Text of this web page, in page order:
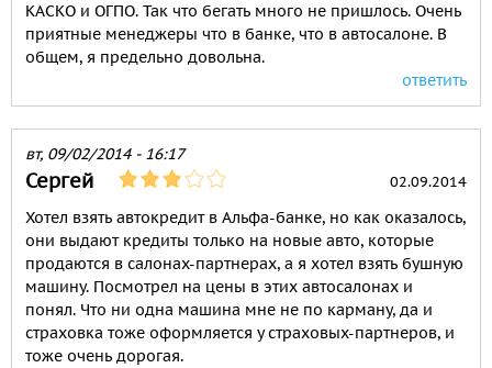
КАСКО и ОГПО. Так что бегать много не пришлось. Очень
приятные менеджеры что в банке, что в автосалоне. В
общем, я предельно довольна.
ответить
вт, 09/02/2014 - 16:17
Сергей 02.09.2014
Хотел взять автокредит в Альфа-банке, но как оказалось,
они выдают кредиты только на новые авто, которые
продаются в салонах-партнерах, а я хотел взять бушную
машину. Посмотрел на цены в этих автосалонах и
понял. Что ни одна машина мне не по карману, да и
страховка тоже оформляется у страховых-партнеров, и
тоже очень дорогая.